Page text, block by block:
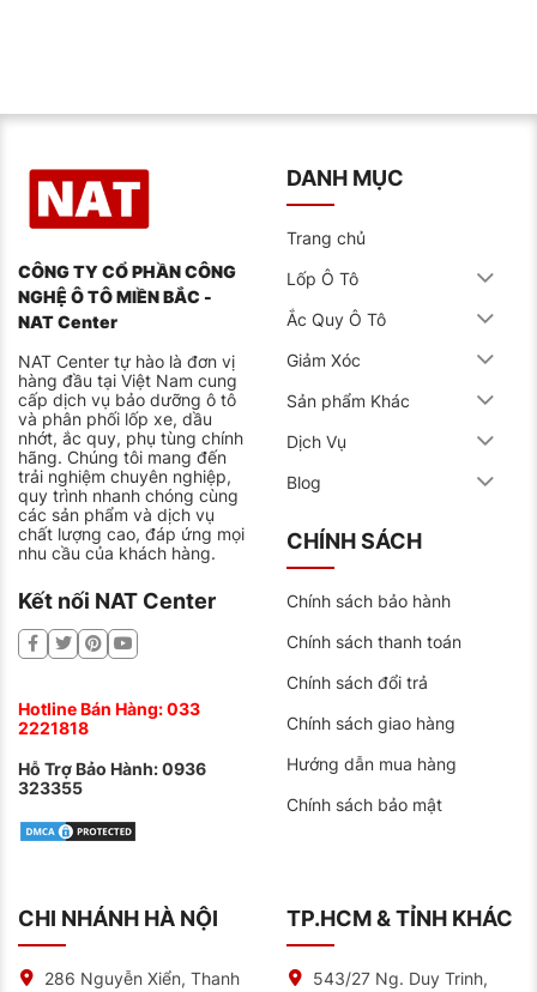
CÔNG TY CỔ PHẦN CÔNG
NGHỆ Ô TÔ MIỀN BẮC -
NAT Center
NAT Center tự hào là đơn vị
hàng đầu tại Việt Nam cung
cấp dịch vụ bảo dưỡng ô tô
và phân phối lốp xe, dầu
nhớt, ắc quy, phụ tùng chính
hãng. Chúng tôi mang đến
trải nghiệm chuyên nghiệp,
quy trình nhanh chóng cùng
các sản phẩm và dịch vụ
chất lượng cao, đáp ứng mọi
nhu cầu của khách hàng.
Kết nối NAT Center
Hotline Bán Hàng:033
2221818
Hỗ Trợ Bảo Hành:0936
323355
DANH MỤC
Trang chủ
Lốp Ô Tô
Ắc Quy Ô Tô
Giảm Xóc
Sản phẩm Khác
Dịch Vụ
Blog
CHÍNH SÁCH
Chính sách bảo hành
Chính sách thanh toán
Chính sách đổi trả
Chính sách giao hàng
Hướng dẫn mua hàng
Chính sách bảo mật
CHI NHÁNH HÀ NỘI
286 Nguyễn Xiển, Thanh
TP.HCM & TỈNH KHÁC
543/27 Ng. Duy Trinh,